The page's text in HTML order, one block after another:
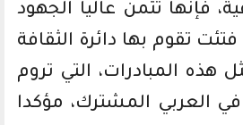
فإنها تثمن عاليا الجهود
تقوم بها دائرة الثقافة
هذه المبادرات، التي تروم
العربي المشترك، مؤكدا